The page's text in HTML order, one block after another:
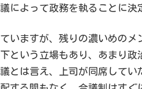
によって政務を執ることに決
いますが、残りの濃いめのメ
という立場もあり、あまり政
とは言え、上司が同席してい